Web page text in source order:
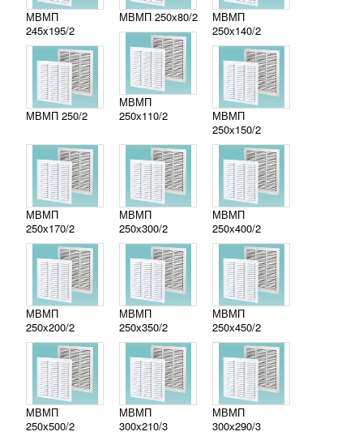
МВМП
245х195/2
МВМП 250/2
МВМП 250х80/2
МВМП
250х110/2
МВМП
250х140/2
МВМП
250х150/2
МВМП
250х170/2
МВМП
250х200/2
МВМП
250х300/2
МВМП
250х350/2
МВМП
250х400/2
МВМП
250х450/2
МВМП
250х500/2
МВМП
300х210/3
МВМП
300х290/3